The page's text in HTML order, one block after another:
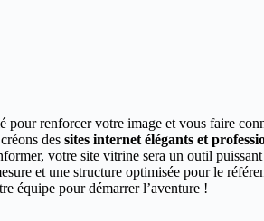
pour renforcer votre image et vous faire
des sites internet élégants et
votre site vitrine sera un outil
et une structure optimisée pour le
équipe pour démarrer l’aventure !